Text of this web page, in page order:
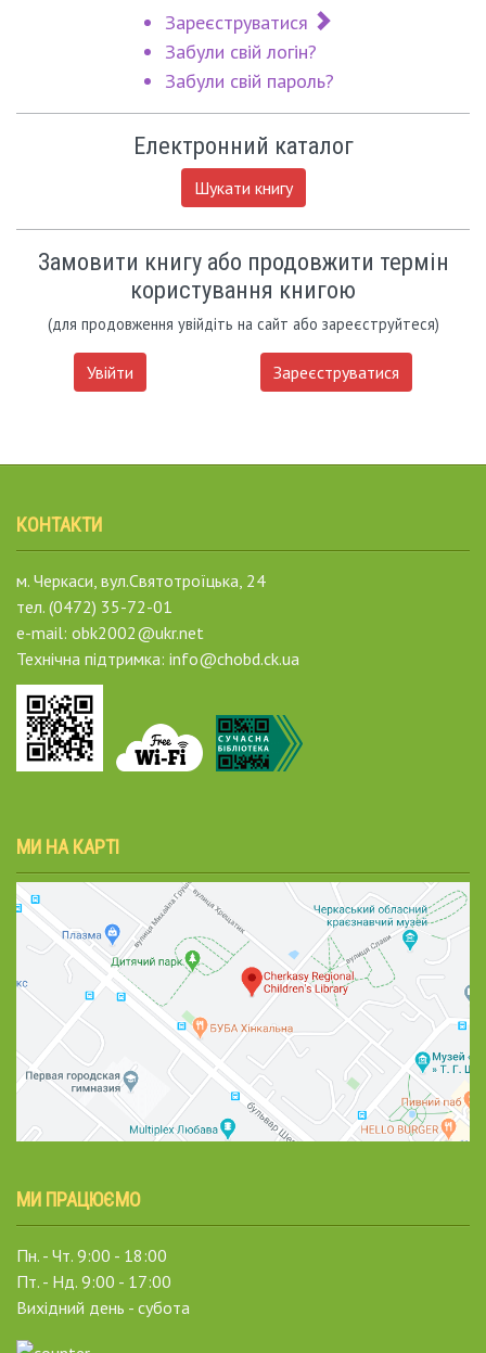
Зареєструватися
Забули свій логін?
Забули свій пароль?
Електронний каталог
Шукати книгу
Замовити книгу або продовжити термін
користування книгою
(для продовження увійдіть на сайт або зареєструйтеся)
Увійти Зареєструватися
КОНТАКТИ
м. Черкаси, вул.Святотроїцька, 24
тел. (0472) 35-72-01
e-mail: obk2002@ukr.net
Технічна підтримка: info@chobd.ck.ua
МИ НА КАРТІ
МИ ПРАЦЮЄМО
Пн. - Чт. 9:00 - 18:00
Пт. - Нд. 9:00 - 17:00
Вихідний день - субота